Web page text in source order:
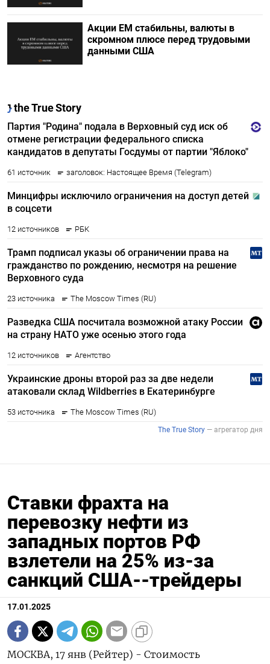
Акции ЕМ стабильны, валюты в
скромном плюсе перед трудовыми
данными США
Ставки фрахта на
перевозку нефти из
западных портов РФ
взлетели на 25% из-за
санкций США--трейдеры
17.01.2025
МОСКВА, 17 янв (Рейтер) - Стоимость